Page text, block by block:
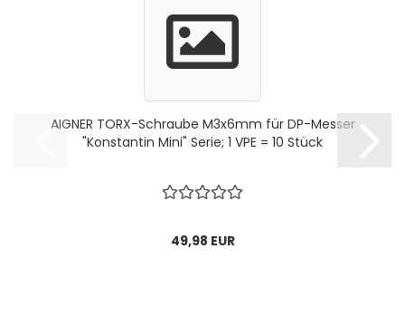
AIGNER TORX-Schraube M3x6mm für DP-Messer
"Konstantin Mini" Serie; 1 VPE = 10 Stück
49,98 EUR